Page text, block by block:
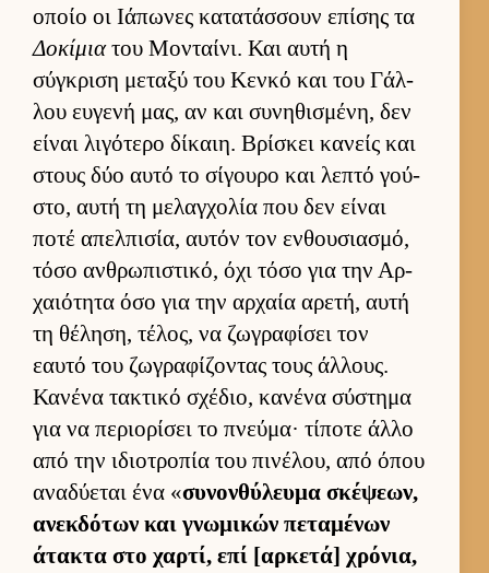
οποίο οι Ιάπωνες κατατάσ­σουν επίσης τα
Δοκίμιατου Μονταί­νι. Και αυτή η
σύγκριση μεταξύ του Κενκό και του Γάλ­
λου ευ­γενή μας, αν και συνηθισμένη, δεν
εί­ναι λιγότερο δίκαιη. Βρίσκει κανείς και
στους δύο αυτό το σίγουρο και λεπτό γού­
στο, αυτή τη μελαγ­χολία που δεν εί­ναι
ποτέ απελ­πισία, αυ­τόν τον εν­θου­σια­σμό,
τόσο αν­θρωπιστικό, όχι τόσο για την Αρ­
χαιότητα όσο για την αρ­χαία αρετή, αυτή
τη θέληση, τέλος, να ζωγραφίσει τον
εαυτό του ζωγραφίζοντας τους άλ­λους.
Κανένα τακτικό σχέδιο, κανένα σύστημα
για να περιο­ρίσει το πνεύ­μα· τίποτε άλλο
από την ιδιο­τροπία του πινέλου, από όπου
αναδύεται ένα «συνον­θύλευμα σκέψεων,
ανεκ­δότων και γνωμικών πεταμένων
άτακτα στο χαρ­τί, επί [αρ­κετά] χρόνια,